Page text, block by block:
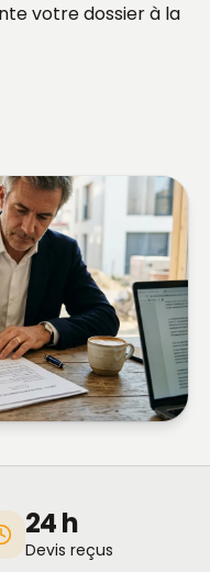
votre dossier à la
24 h
Devis reçus